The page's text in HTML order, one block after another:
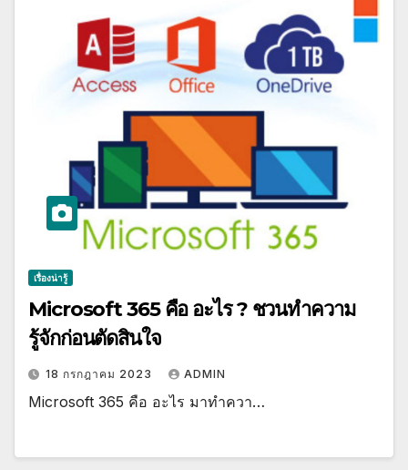
เรื่องน่ารู้
Microsoft 365 คือ อะไร ? ชวนทำความ
รู้จักก่อนตัดสินใจ
18 กรกฎาคม 2023 ADMIN
Microsoft 365 คือ อะไร มาทำควา…